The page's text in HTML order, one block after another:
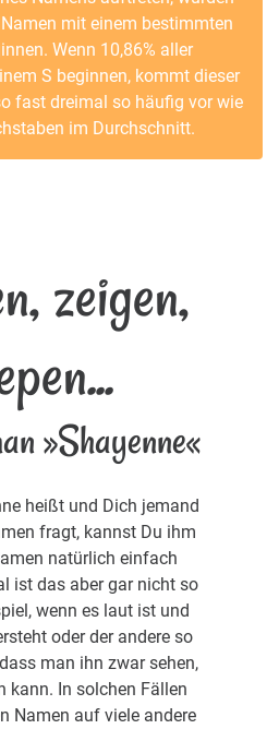
mit einem bestimmten
Wenn 10,86% aller
S beginnen, kommt dieser
fast dreimal so häufig vor wie
im Durchschnitt.
zeigen,
»Shayenne«
heißt und Dich jemand
fragt, kannst Du ihm
natürlich einfach
ist das aber gar nicht so
wenn es laut ist und
oder der andere so
man ihn zwar sehen,
kann. In solchen Fällen
Namen auf viele andere